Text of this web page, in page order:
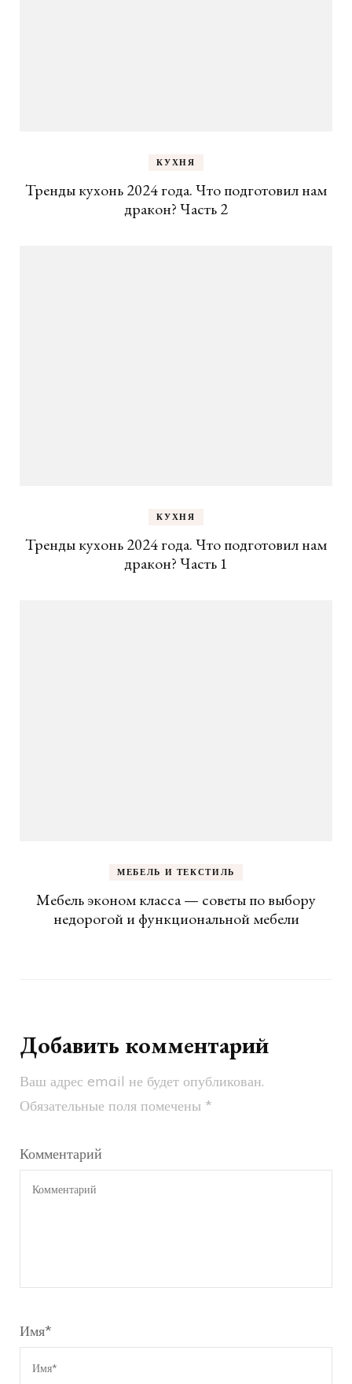
КУХНЯ
Тренды кухонь 2024 года. Что подготовил нам
дракон? Часть 2
КУХНЯ
Тренды кухонь 2024 года. Что подготовил нам
дракон? Часть 1
МЕБЕЛЬ И ТЕКСТИЛЬ
Мебель эконом класса — советы по выбору
недорогой и функциональной мебели
Добавить комментарий
Ваш адрес email не будет опубликован.
Обязательные поля помечены *
Комментарий
Имя*